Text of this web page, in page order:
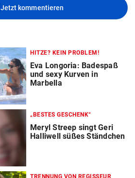
Jetzt kommentieren
HITZE? KEIN PROBLEM!
Eva Longoria: Badespaß
und sexy Kurven in
Marbella
„BESTES GESCHENK“
Meryl Streep singt Geri
Halliwell süßes Ständchen
TRENNUNG VON REGISSEUR